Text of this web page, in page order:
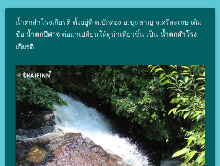
น้ำตกสําโรงเกียรติ ตั้งอยู่ที่ ต.บักดอง อ.ขุนหาญ จ.ศรีสะเกษ เดิม
ชื่อ น้ำตกปีศาจต่อมาเปลี่ยนให้ดูน่าเที่ยวขึ้น เป็น น้ำตกสําโรง
เกียรติ